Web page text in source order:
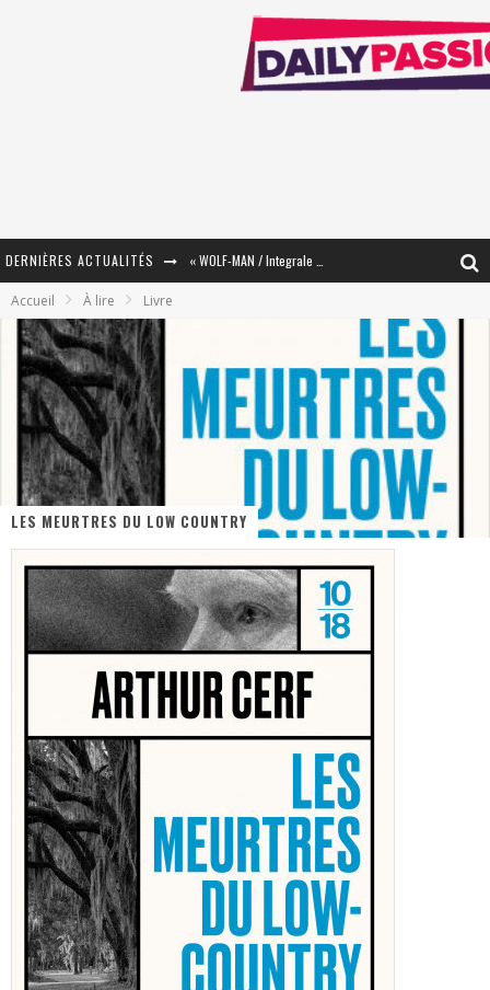
DERNIÈRES ACTUALITÉS
« Le Béton et le Bambou / Propositions pour Mayotte et le Monde. » - Améliorations !
Star Fox
« MOFUSAND / Parler Japonais » – Des Expressions Pratiques !
« Dr Wertham / L’homme qui étudia les tueurs en série » - Un Métier à Risque !
Assassin's Creed Black Flag Resynced
« Le Vent dand les Saules » - Une Belle Histoire !
Yoshi and the mysterious book
Accueil À lire Livre
LES MEURTRES DU LOW COUNTRY